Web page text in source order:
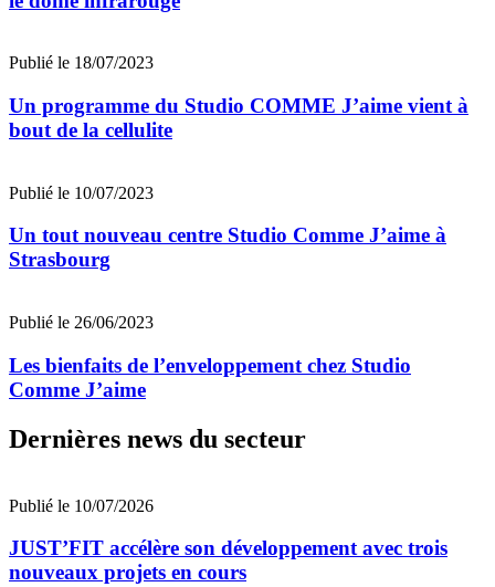
Publié le 18/07/2023
Un programme du Studio COMME J’aime vient à
bout de la cellulite
Publié le 10/07/2023
Un tout nouveau centre Studio Comme J’aime à
Strasbourg
Publié le 26/06/2023
Les bienfaits de l’enveloppement chez Studio
Comme J’aime
Dernières news du secteur
Publié le 10/07/2026
JUST’FIT accélère son développement avec trois
nouveaux projets en cours